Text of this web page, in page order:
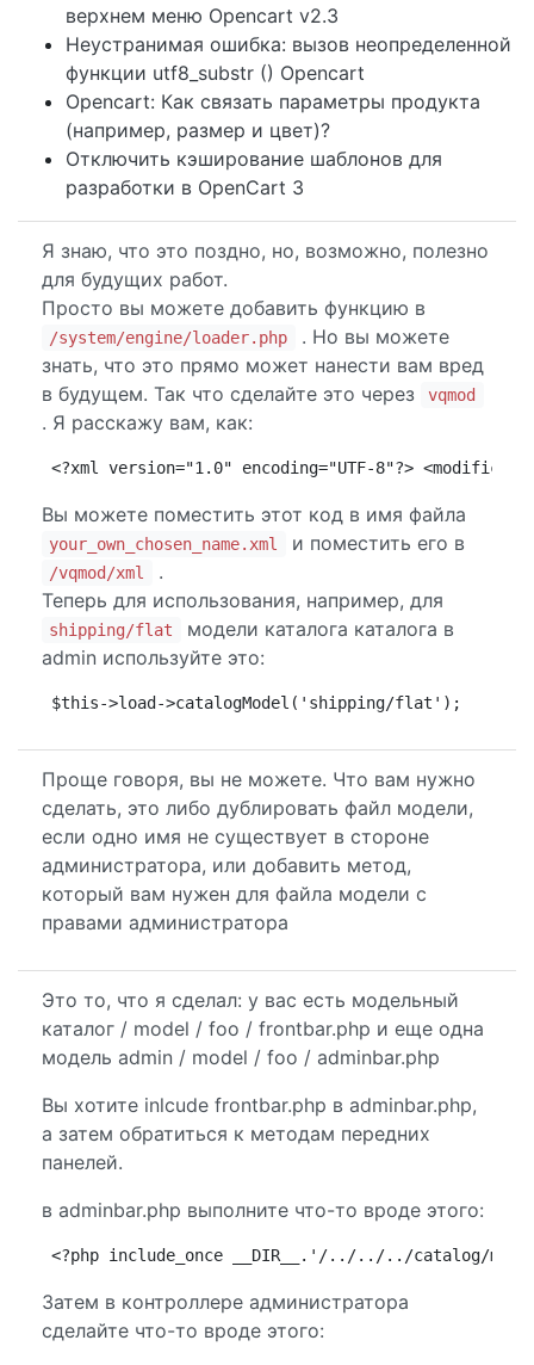
верхнем меню Opencart v2.3
Неустранимая ошибка: вызов неопределенной
функции utf8_substr () Opencart
Opencart: Как связать параметры продукта
(например, размер и цвет)?
Отключить кэширование шаблонов для
разработки в OpenCart 3
Я знаю, что это поздно, но, возможно, полезно
для будущих работ.
Просто вы можете добавить функцию в
/system/engine/loader.php
. Но вы можете
знать, что это прямо может нанести вам вред
в будущем. Так что сделайте это через
vqmod
. Я расскажу вам, как:
<?xml version="1.0" encoding="UTF-8"?>
Вы можете поместить этот код в имя файла
your_own_chosen_name.xml и поместить его в
/vqmod/xml
.
Теперь для использования, например, для
shipping/flat
модели каталога каталога в
admin используйте это:
$this->load->catalogModel('shipping/flat');
Проще говоря, вы не можете. Что вам нужно
сделать, это либо дублировать файл модели,
если одно имя не существует в стороне
администратора, или добавить метод,
который вам нужен для файла модели с
правами администратора
Это то, что я сделал: у вас есть модельный
каталог / model / foo / frontbar.php и еще одна
модель admin / model / foo / adminbar.php
Вы хотите inlcude frontbar.php в adminbar.php,
а затем обратиться к методам передних
панелей.
в adminbar.php выполните что-то вроде этого:
<?php include_once __DIR__.'/../../../catalog/
Затем в контроллере администратора
сделайте что-то вроде этого: